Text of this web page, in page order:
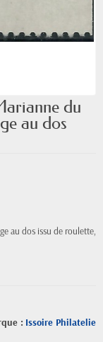
du
au dos
au dos issu de roulette,
: Issoire Philatelie